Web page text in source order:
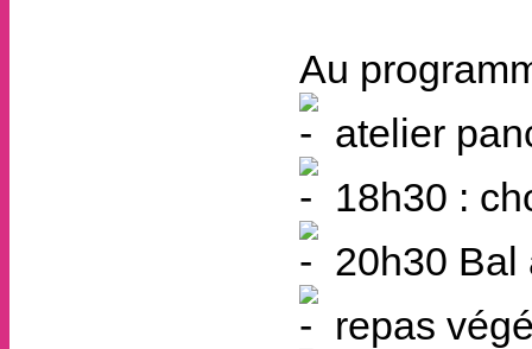
Au
atelier
18h30 :
20h30 Bal
repas